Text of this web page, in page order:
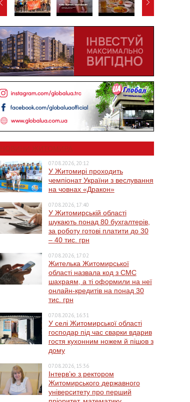
НОВИНИ ЖИТОМИРА
07.08.2026, 20:12
У Житомирі проходить
чемпіонат України з веслування
на човнах «Дракон»
07.08.2026, 17:40
У Житомирській області
шукають понад 80 бухгалтерів,
за роботу готові платити до 30
– 40 тис. грн
07.08.2026, 17:02
Жителька Житомирської
області назвала код з СМС
шахраям, а ті оформили на неї
онлайн-кредитів на понад 30
тис. грн
07.08.2026, 16:31
У селі Житомирської області
господар під час сварки вдарив
гостя кухонним ножем й пішов з
дому
07.08.2026, 15:36
Інтерв’ю з ректором
Житомирського державного
університету про перший